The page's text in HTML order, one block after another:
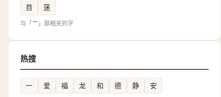
䒤
蒾
与「艹」部相关的字
热搜
一 爱 福 龙 和 德 静 安